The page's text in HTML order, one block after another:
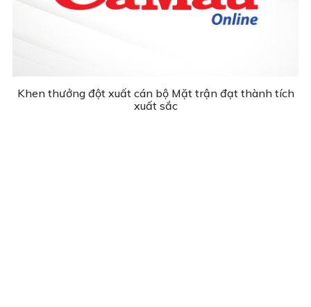
Khen thưởng đột xuất cán bộ Mặt trận đạt thành tích
xuất sắc